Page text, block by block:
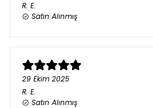
R. E.
Satın Alınmış
29 Ekim 2025
R. E.
Satın Alınmış